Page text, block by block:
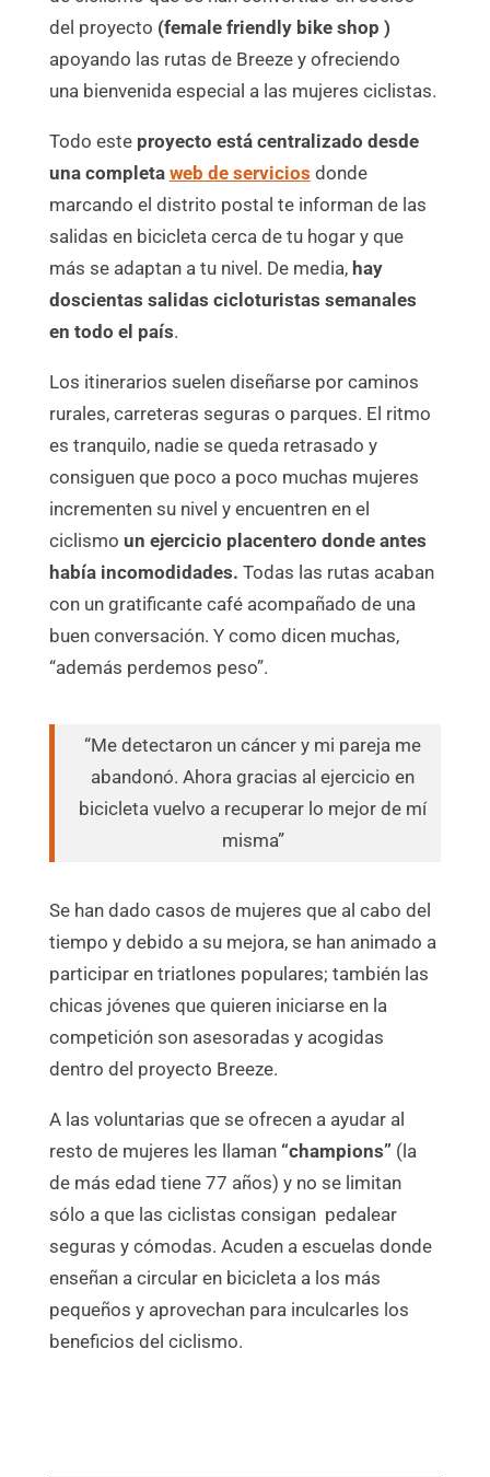
del proyecto (female friendly bike shop )
apoyando las rutas de Breeze y ofreciendo
una bienvenida especial a las mujeres ciclistas.
Todo este proyecto está centralizado desde
una completa web de servicios donde
marcando el distrito postal te informan de las
salidas en bicicleta cerca de tu hogar y que
más se adaptan a tu nivel. De media, hay
doscientas salidas cicloturistas semanales
en todo el país.
Los itinerarios suelen diseñarse por caminos
rurales, carreteras seguras o parques. El ritmo
es tranquilo, nadie se queda retrasado y
consiguen que poco a poco muchas mujeres
incrementen su nivel y encuentren en el
ciclismo un ejercicio placentero donde antes
había incomodidades. Todas las rutas acaban
con un gratificante café acompañado de una
buen conversación. Y como dicen muchas,
“además perdemos peso”.
“Me detectaron un cáncer y mi pareja me
abandonó. Ahora gracias al ejercicio en
bicicleta vuelvo a recuperar lo mejor de mí
misma”
Se han dado casos de mujeres que al cabo del
tiempo y debido a su mejora, se han animado a
participar en triatlones populares; también las
chicas jóvenes que quieren iniciarse en la
competición son asesoradas y acogidas
dentro del proyecto Breeze.
A las voluntarias que se ofrecen a ayudar al
resto de mujeres les llaman “champions” (la
de más edad tiene 77 años) y no se limitan
sólo a que las ciclistas consigan pedalear
seguras y cómodas. Acuden a escuelas donde
enseñan a circular en bicicleta a los más
pequeños y aprovechan para inculcarles los
beneficios del ciclismo.